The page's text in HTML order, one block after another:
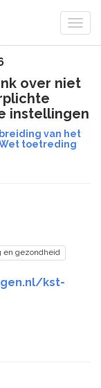
over niet
instellingen
van het
toetreding
en gezondheid
kst-